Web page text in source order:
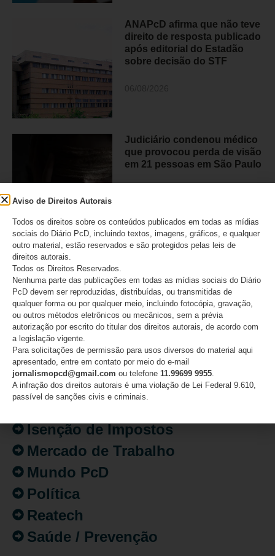
ANAPcD afirma que não teve
direito de resposta publicado
após editorial do Estadão
sobre decisão do STF
Judiciário condenou médico
que provocou perda de visão
em 21 pessoas em São Paulo
CATEGORIAS
Acessibilidade
Artigo/Opinião
Atualidades
Destaques
Fatos
Isenção de Impostos
Mercado de Trabalho
Mundo PcD
Política
Reatech
Saúde / Prevenção
Aviso de Direitos Autorais
Todos os direitos sobre os conteúdos publicados em todas as mídias
sociais do Diário PcD, incluindo textos, imagens, gráficos, e qualquer
outro material, estão reservados e são protegidos pelas leis de
direitos autorais.
Todos os Direitos Reservados.
Nenhuma parte das publicações em todas as mídias sociais do Diário
PcD devem ser reproduzidas, distribuídas, ou transmitidas de
qualquer forma ou por qualquer meio, incluindo fotocópia, gravação,
ou outros métodos eletrônicos ou mecânicos, sem a prévia
autorização por escrito do titular dos direitos autorais, de acordo com
a legislação vigente.
Para solicitações de permissão para usos diversos do material aqui
apresentado, entre em contato por meio do e-mail
jornalismopcd@gmail.com ou telefone 11.99699 9955
A infração dos direitos autorais é uma violação de Lei Federal 9.610,
passível de sanções civis e criminais.